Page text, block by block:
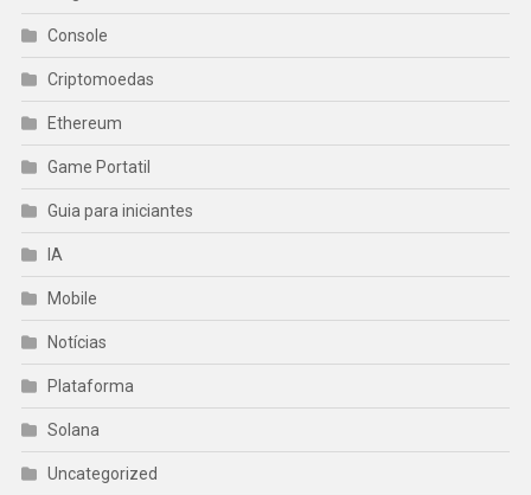
Console
Criptomoedas
Ethereum
Game Portatil
Guia para iniciantes
IA
Mobile
Notícias
Plataforma
Solana
Uncategorized